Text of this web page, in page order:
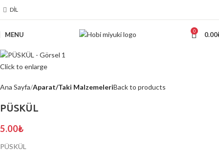
DIL
MENU 0 0.00
Click to enlarge
Ana Sayfa Aparat/Taki MalzemeleriBack to products
PÜSKÜL
5.00₺
PÜSKÜL